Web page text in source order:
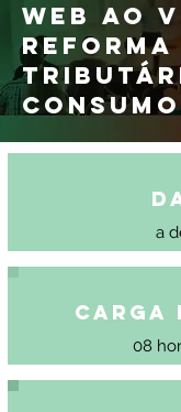
WEB AO
REFORMA
CONSUMO
a
Carga
08